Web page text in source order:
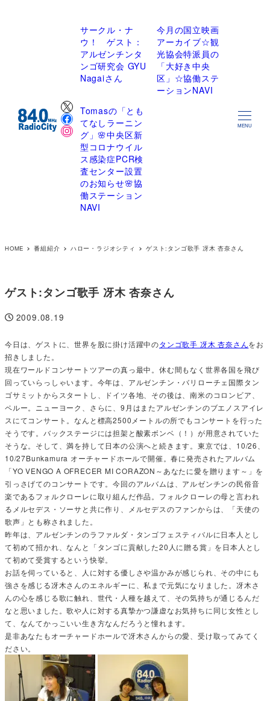
X
Facebook
Instagram
サークル・ナ
ウ！ ゲスト：
アルゼンチンタ
ンゴ研究会 GYU
Nagaiさん
今月の国立映画
アーカイブ☆観
光協会特派員の
「大好き中央
区」☆協働ステ
ーションNAVI
Tomasの「とも
てなしラーニン
グ」🌸中央区新
型コロナウイル
ス感染症PCR検
査センター設置
のお知らせ🌸協
働ステーション
NAVI
MENU
HOME 番組紹介 ハロー・ラジオシティ ゲスト:タンゴ歌手 冴木 杏奈さん
ゲスト:タンゴ歌手 冴木 杏奈さん
投稿日
2009.08.19
今日は、ゲストに、世界を股に掛け活躍中のタンゴ歌手 冴木 杏奈さんをお
招きしました。
現在ワールドコンサートツアーの真っ最中。休む間もなく世界各国を飛び
回っていらっしゃいます。今年は、アルゼンチン・バリローチェ国際タン
ゴサミットからスタートし、ドイツ各地、その後は、南米のコロンビア、
ペルー。ニューヨーク、さらに、9 月はまたアルゼンチンのブエノスアイレ
スにてコンサート。なんと標高2500 メートルの所でもコンサートを行った
そうです。バックステージには担架と酸素ボンベ（！）が用意されていた
そうな。そして、満を持して日本の公演へと続きます。東京では、 10/26
10/27Bunkamura オーチャードホールで開催。春に発売されたアルバム
「YO VENGO A OFRECER MI CORAZON ～あなたに愛を贈ります～」を
引っさげてのコンサートです。今回のアルバムは、アルゼンチンの民俗音
楽であるフォルクローレに取り組んだ作品。フォルクローレの母と言われ
るメルセデス・ソーサと共に作り、メルセデスのファンからは、「天使の
歌声」とも称されました。
昨年は、アルゼンチンのラファルダ・タンゴフェスティバルに日本人とし
て初めて招かれ、なんと「タンゴに貢献した20 人に贈る賞」を日本人とし
て初めて受賞するという快挙。
お話を伺っていると、人に対する優しさや温かみが感じられ、その中にも
強さを感じる冴木さんのエネルギーに、私まで元気になりました。冴木さ
んの心を感じる歌に触れ、世代・人種を越えて、その気持ちが通じるんだ
なと思いました。歌や人に対する真摯かつ謙虚なお気持ちに同じ女性とし
て、なんてかっこいい生き方なんだろうと憧れます。
是非あなたもオーチャードホールで冴木さんからの愛、受け取ってみてく
ださい。